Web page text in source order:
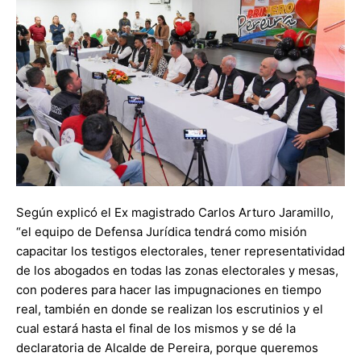
Según explicó el Ex magistrado Carlos Arturo Jaramillo,
“el equipo de Defensa Jurídica tendrá como misión
capacitar los testigos electorales, tener representatividad
de los abogados en todas las zonas electorales y mesas,
con poderes para hacer las impugnaciones en tiempo
real, también en donde se realizan los escrutinios y el
cual estará hasta el final de los mismos y se dé la
declaratoria de Alcalde de Pereira, porque queremos